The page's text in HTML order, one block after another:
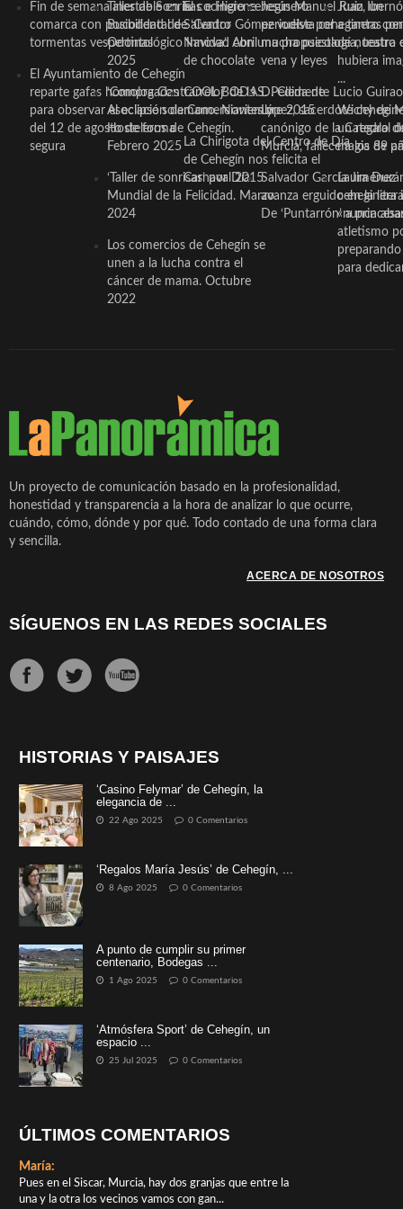
Fin de semana inestable en la
comarca con posibilidad de
tormentas vespertinas
El Ayuntamiento de Cehegín
reparte gafas homologadas
para observar el eclipse solar
del 12 de agosto de forma
segura
Taller de Sonrisas e Higiene
Bucodental de ‘Centro
Odontológico Innova’. Abril
2025
‘Compra Contrarreloj’ de la
Asociación de Comerciantes y
Hosteleros de Cehegín.
Febrero 2025
‘Taller de sonrisas’ por Día
Mundial de la Felicidad. Marzo
2024
Los comercios de Cehegín se
unen a la lucha contra el
cáncer de mama. Octubre
2022
El cocinero ceheginero
Salvador Gómez vuelve por
Navidad con una propuesta
de chocolate
COOL BODAS. Pedida de
mano. Noviembre 2015
La Chirigota del Centro de Día
de Cehegín nos felicita el
Carnaval 2015
Jesús Manuel Ruiz, un
periodista ceheginero con
mucha psicología, teatro
vena y leyes
D. Clemente Lucio Guirao
López, sacerdote
canónigo de la Catedral
Murcia, fallece a los 89
Salvador García Jiménez
avanza erguido en la
De ‘Puntarrón’ a
Juan
a tantas
de nuestra
hubiera
...
Wichy de
un regalo
magia de
Laura
ceheginera
«nunca
atletismo
para
Un proyecto de comunicación basado en la profesionalidad,
honestidad y transparencia a la hora de analizar lo que ocurre,
cuándo, cómo, dónde y por qué. Todo contado de una forma clara
y sencilla.
ACERCA DE NOSOTROS
SÍGUENOS EN LAS REDES SOCIALES
HISTORIAS Y PAISAJES
‘Casino Felymar’ de Cehegín, la
elegancia de ...
22 Ago 2025 0 Comentarios
‘Regalos María Jesús’ de Cehegín, ...
8 Ago 2025 0 Comentarios
A punto de cumplir su primer
centenario, Bodegas ...
1 Ago 2025 0 Comentarios
‘Atmósfera Sport’ de Cehegín, un
espacio ...
25 Jul 2025 0 Comentarios
ÚLTIMOS COMENTARIOS
María:
Pues en el Siscar, Murcia, hay dos granjas que entre la
una y la otra los vecinos vamos con gan...